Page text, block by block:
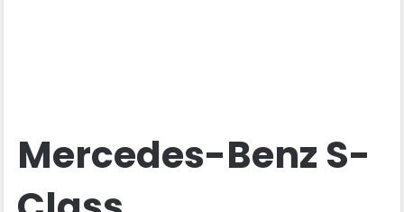
Mercedes-Benz S-